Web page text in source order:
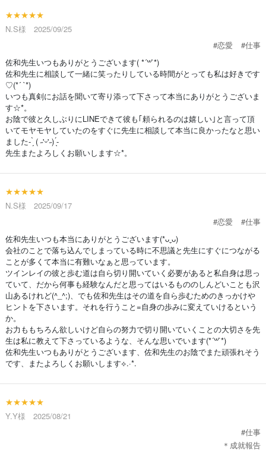
★★★★★
N.S様 2025/09/25
#恋愛
#仕事
佐和先生いつもありがとうございます( *´꒳`*)
佐和先生に相談して一緒に笑ったりしている時間がとっても私は好きです
♡(*´ `*)
いつも真剣にお話を聞いて寄り添って下さって本当にありがとうございま
す☆*。
お陰で彼と久しぶりにLINEできて彼も｢頼られるのは嬉しい｣と言って頂
いてモヤモヤしていたのをすぐに先生に相談して本当に良かったなと思い
ました- ̗̀ ( ˶'ᵕ'˶) ̖́-
先生またよろしくお願いします☆*。
★★★★★
N.S様 2025/09/17
#恋愛
#仕事
佐和先生いつも本当にありがとうございます(*ᴗˬᴗ)
会社のことで落ち込んでしまっている時に不思議と先生にすぐにつながる
ことが多くて本当に有難いなぁと思っています。
ツインレイの彼と歩む道は自ら切り開いていく必要があると私自身は思っ
ていて、だから何事も経験なんだと思ってはいるもののしんどいことも沢
山あるけれど(^_^;)、でも佐和先生はその道を自ら歩むためのきっかけや
ヒントを下さいます。それを行うこと=自身の歩みに変えていけるという
か。
お力ももちろん欲しいけど自らの努力で切り開いていくことの大切さを先
生は私に教えて下さっているような、そんな思いでいます(*´꒳`*)
佐和先生いつもありがとうございます、佐和先生のお陰でまた頑張れそう
です、またよろしくお願いします⟡.·*.
★★★★★
Y.Y様 2025/08/21
#仕事
＊成就報告